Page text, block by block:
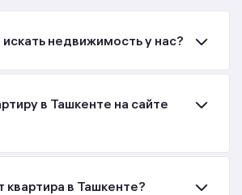
недвижимость у нас?
в Ташкенте на сайте
квартира в Ташкенте?